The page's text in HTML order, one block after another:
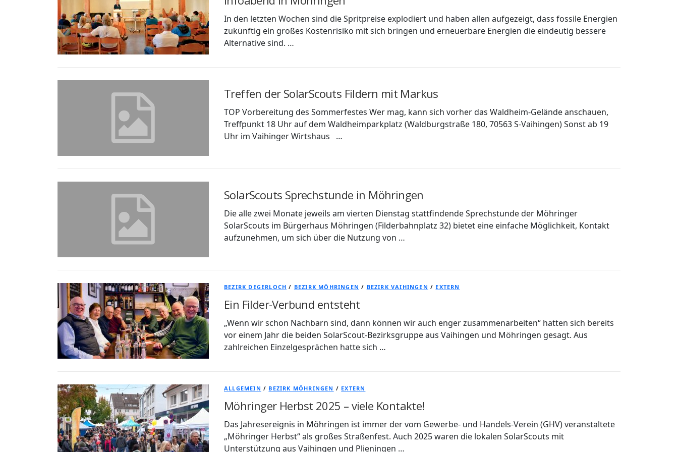
In den letzten Wochen sind die Spritpreise explodiert und haben allen aufgezeigt, dass fossile Energien
zukünftig ein großes Kostenrisiko mit sich bringen und erneuerbare Energien die eindeutig bessere
Alternative sind. …
Treffen der SolarScouts Fildern mit Markus
TOP Vorbereitung des Sommerfestes Wer mag, kann sich vorher das Waldheim-Gelände anschauen,
Treffpunkt 18 Uhr auf dem Waldheimparkplatz (Waldburgstraße 180, 70563 S-Vaihingen) Sonst ab 19
Uhr im Vaihinger Wirtshaus …
SolarScouts Sprechstunde in Möhringen
Die alle zwei Monate jeweils am vierten Dienstag stattfindende Sprechstunde der Möhringer
SolarScouts im Bürgerhaus Möhringen (Filderbahnplatz 32) bietet eine einfache Möglichkeit, Kontakt
aufzunehmen, um sich über die Nutzung von …
BEZIRK DEGERLOCH / BEZIRK MÖHRINGEN / BEZIRK VAIHINGEN / EXTERN
Ein Filder-Verbund entsteht
„Wenn wir schon Nachbarn sind, dann können wir auch enger zusammenarbeiten“ hatten sich bereits
vor einem Jahr die beiden SolarScout-Bezirksgruppe aus Vaihingen und Möhringen gesagt. Aus
zahlreichen Einzelgesprächen hatte sich …
ALLGEMEIN / BEZIRK MÖHRINGEN / EXTERN
Möhringer Herbst 2025 – viele Kontakte!
Das Jahresereignis in Möhringen ist immer der vom Gewerbe- und Handels-Verein (GHV) veranstaltete
„Möhringer Herbst“ als großes Straßenfest. Auch 2025 waren die lokalen SolarScouts mit
Unterstützung aus Vaihingen und Plieningen …